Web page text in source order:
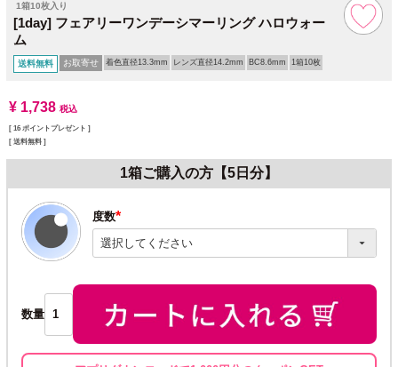
1箱10枚入り
[1day] フェアリーワンデーシマーリング ハロウォー
ム
送料無料 お取寄せ 着色直径13.3mm レンズ直径14.2mm BC8.6mm 1箱10枚
¥ 1,738 税込
[ 16 ポイントプレゼント ]
送料無料
1箱ご購入の方【5日分】
度数
(必
須)
数量